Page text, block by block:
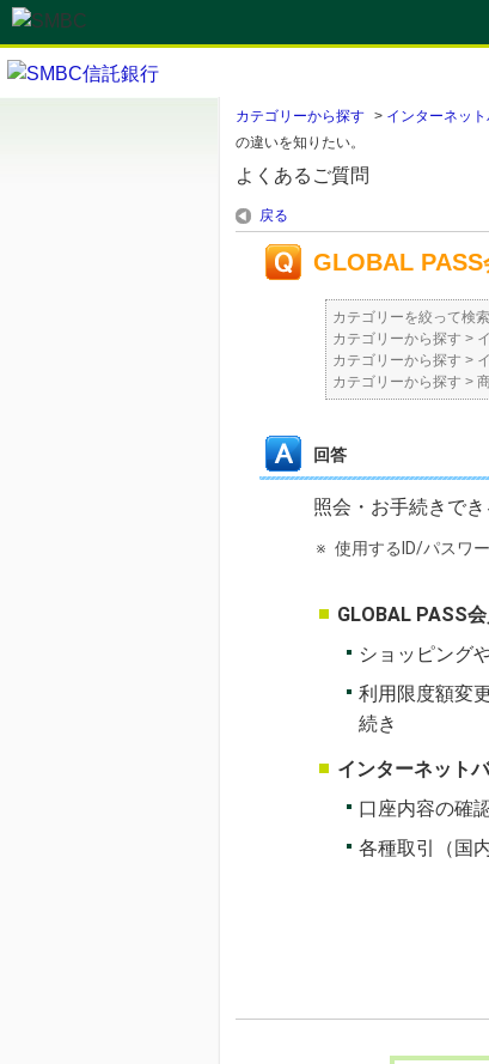
カテゴリーから探す > インターネッ
の違いを知りたい。
よくあるご質問
戻る
GLOBAL PASS
カテゴリーを絞って検
カテゴリーから探す >
カテゴリーから探す >
カテゴリーから探す >
回答
照会・お手続きでき
※ 使用するID/パスワ
GLOBAL PASS
ショッピング
利用限度額変
続き
インターネット
口座内容の確
各種取引（国